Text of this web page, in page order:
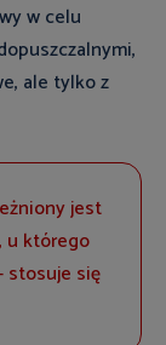
w celu
ale tylko z
jest
u którego
stosuje się